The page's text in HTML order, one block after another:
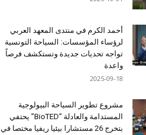
أحمد الكرم في منتدى المعهد العربي
لرؤساء المؤسسات: السياحة التونسية
تواجه تحديات جديدة وتستكشف فرصاً
واعدة
2025-09-18
مشروع تطوير السياحة البيولوجية
المستدامة والعادلة “BioTED” يحتفي
بتخرج 26 مستشارا بيئيا ريفيا مختصا في